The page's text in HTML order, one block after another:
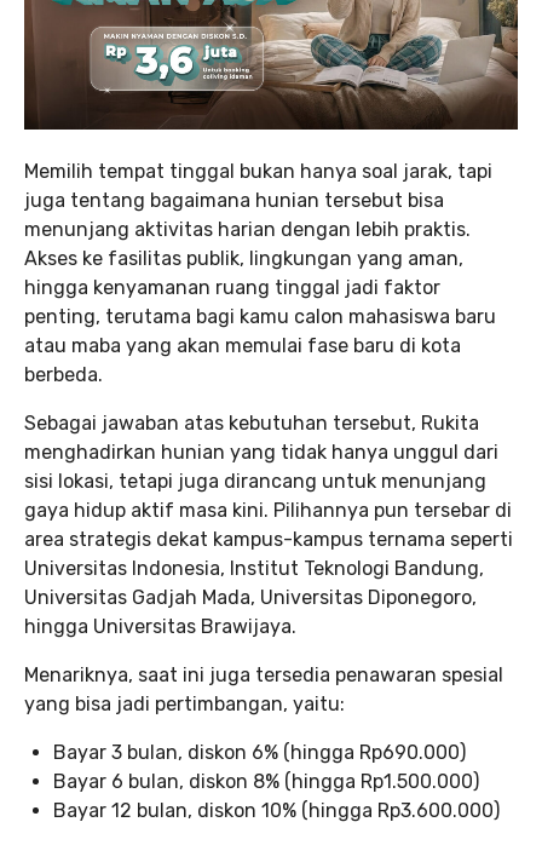
Memilih tempat tinggal bukan hanya soal jarak, tapi
juga tentang bagaimana hunian tersebut bisa
menunjang aktivitas harian dengan lebih praktis.
Akses ke fasilitas publik, lingkungan yang aman,
hingga kenyamanan ruang tinggal jadi faktor
penting, terutama bagi kamu calon mahasiswa baru
atau maba yang akan memulai fase baru di kota
berbeda.
Sebagai jawaban atas kebutuhan tersebut, Rukita
menghadirkan hunian yang tidak hanya unggul dari
sisi lokasi, tetapi juga dirancang untuk menunjang
gaya hidup aktif masa kini. Pilihannya pun tersebar di
area strategis dekat kampus-kampus ternama seperti
Universitas Indonesia, Institut Teknologi Bandung,
Universitas Gadjah Mada, Universitas Diponegoro,
hingga Universitas Brawijaya.
Menariknya, saat ini juga tersedia penawaran spesial
yang bisa jadi pertimbangan, yaitu:
Bayar 3 bulan, diskon 6% (hingga Rp690.000)
Bayar 6 bulan, diskon 8% (hingga Rp1.500.000)
Bayar 12 bulan, diskon 10% (hingga Rp3.600.000)